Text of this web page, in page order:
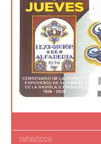
13/08/2026